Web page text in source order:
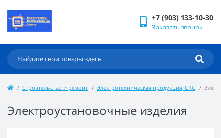
+7 (903) 133-10-30
Заказать звонок
Строительство и ремонт Электротехническая продукция, СКС
Электроустановочные изделия